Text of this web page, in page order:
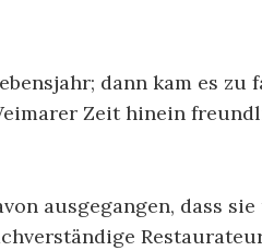
dann kam es
Zeit hinein
ausgegangen, dass sie